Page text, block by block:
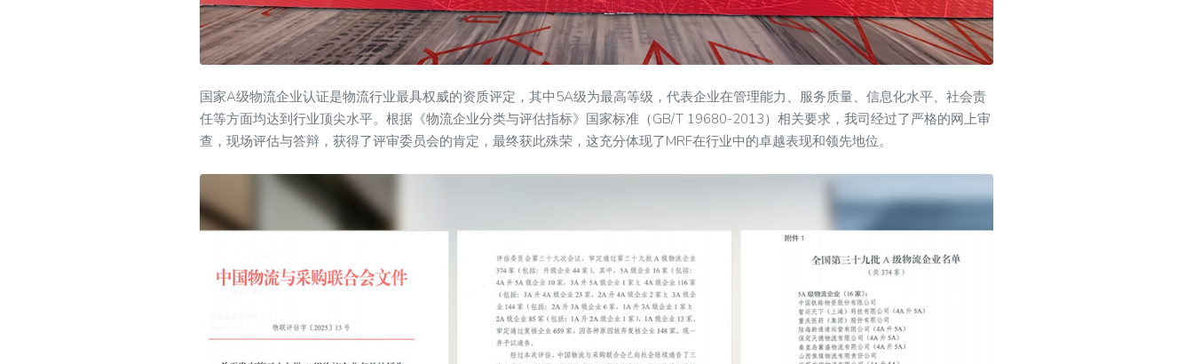
国家A级物流企业认证是物流行业最具权威的资质评定，其中5A级为最高等级，代表企业在管理能力、服务质量、信息化水平、社会责
任等方面均达到行业顶尖水平。根据《物流企业分类与评估指标》国家标准（GB/T 19680-2013）相关要求，我司经过了严格的网上审
查，现场评估与答辩，获得了评审委员会的肯定，最终获此殊荣，这充分体现了MRF在行业中的卓越表现和领先地位。